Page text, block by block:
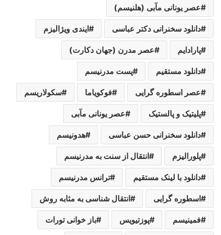
عصر یونانی مآبی (هلنیسم)
دانلود سخنرانی دکتر عباسی ایندی ویژالیزم
پارادایم عصر مدرن (جهان دکارت)
دانلود مستقیم پست مدرنیسم
عصر اسطوره گرایی فوکویاما سکولاریسم
پلیتیک و پالستیک عصر یونانی مآبی
دانلود سخنرانی حسن عباسی هدونیسم
پلورالیزم انتقال از سنت به مدرنیسم
دانلود با لینک مستقیم ترانس مدرنیسم
اسطوره گرایی انتقال شناسی به مثابه روش
فمینیسم پوزتیویس باز خوانی تورات